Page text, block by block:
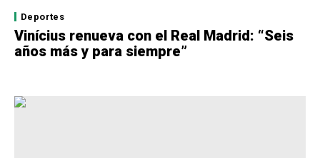
Deportes
Vinícius renueva con el Real Madrid: “Seis
años más y para siempre”